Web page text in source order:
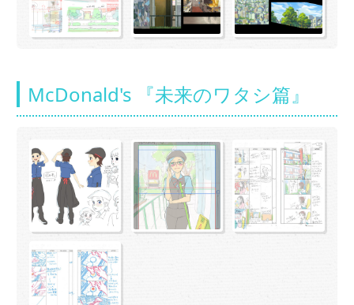
McDonald's 『未来のワタシ篇』